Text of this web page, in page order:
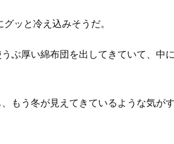
ッと冷え込みそうだ。
ぶ厚い綿布団を出してきていて、中
もう冬が見えてきているような気が